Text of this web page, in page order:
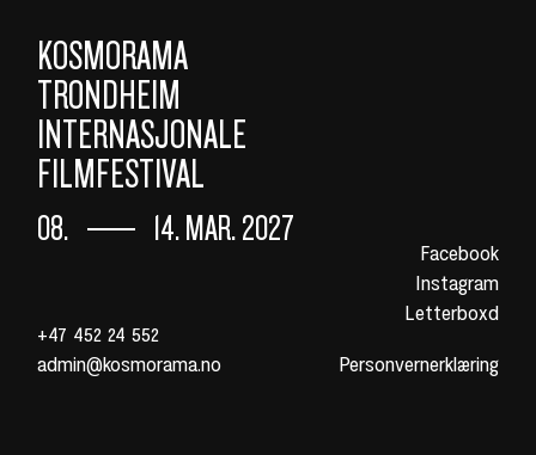
KOSMORAMA
TRONDHEIM
INTERNASJONALE
FILMFESTIVAL
08. 14. MAR. 2027
+47 452 24 552
admin@kosmorama.no
Facebook
Instagram
Letterboxd
Personvernerklæring